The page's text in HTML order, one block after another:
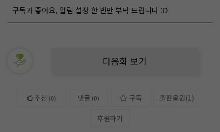
구독과 좋아요, 알림 설정 한 번만 부탁 드립니다 :D
다음화 보기
추천 (0) 댓글 (0) 구독 출판응원(1)
후원하기